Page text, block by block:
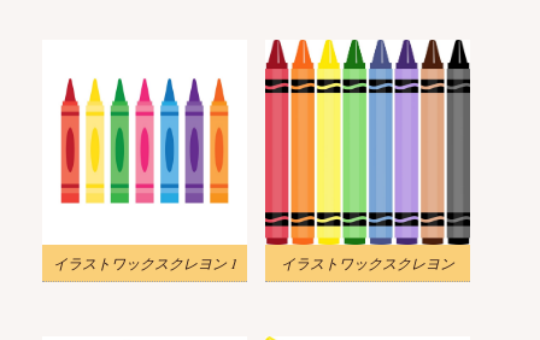
イラストワックスクレヨン 1 イラストワックスクレヨン